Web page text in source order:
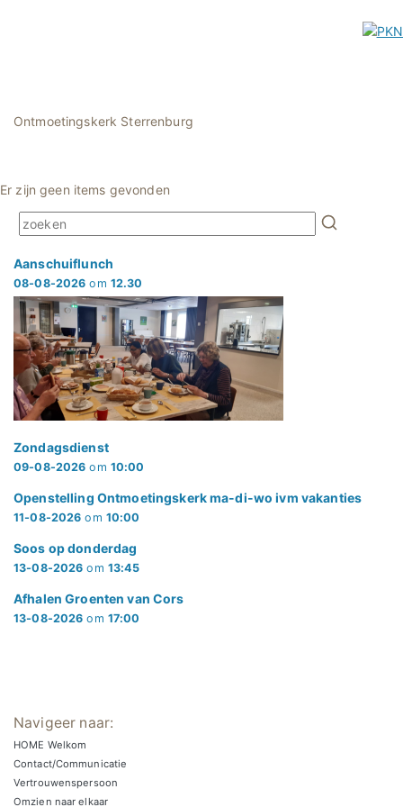
Ontmoetingskerk Sterrenburg
Er zijn geen items gevonden
Aanschuiflunch
08-08-2026 om 12.30
Zondagsdienst
09-08-2026 om 10:00
Openstelling Ontmoetingskerk ma-di-wo ivm vakanties
11-08-2026 om 10:00
Soos op donderdag
13-08-2026 om 13:45
Afhalen Groenten van Cors
13-08-2026 om 17:00
Navigeer naar:
HOME Welkom
Contact/Communicatie
Vertrouwenspersoon
Omzien naar elkaar